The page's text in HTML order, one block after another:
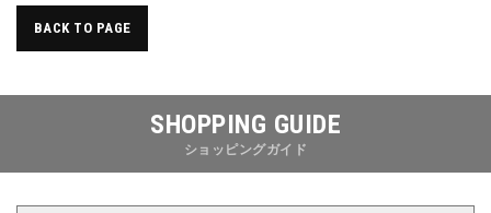
BACK TO PAGE
SHOPPING GUIDE
ショッピングガイド